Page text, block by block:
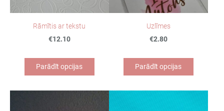
Rāmītis ar tekstu
€12.10
Parādīt opcijas
Uzlīmes
€2.80
Parādīt opcijas